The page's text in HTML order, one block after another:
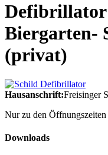
Biergarten-
(privat)
Hausanschrift:Freisinger
Nur zu den
Downloads